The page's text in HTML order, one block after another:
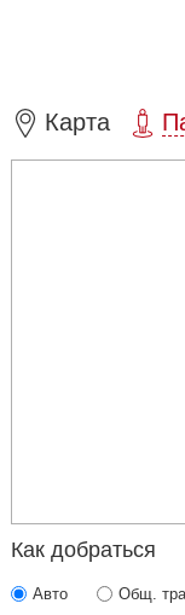
Карта
Как добраться
Авто Общ.